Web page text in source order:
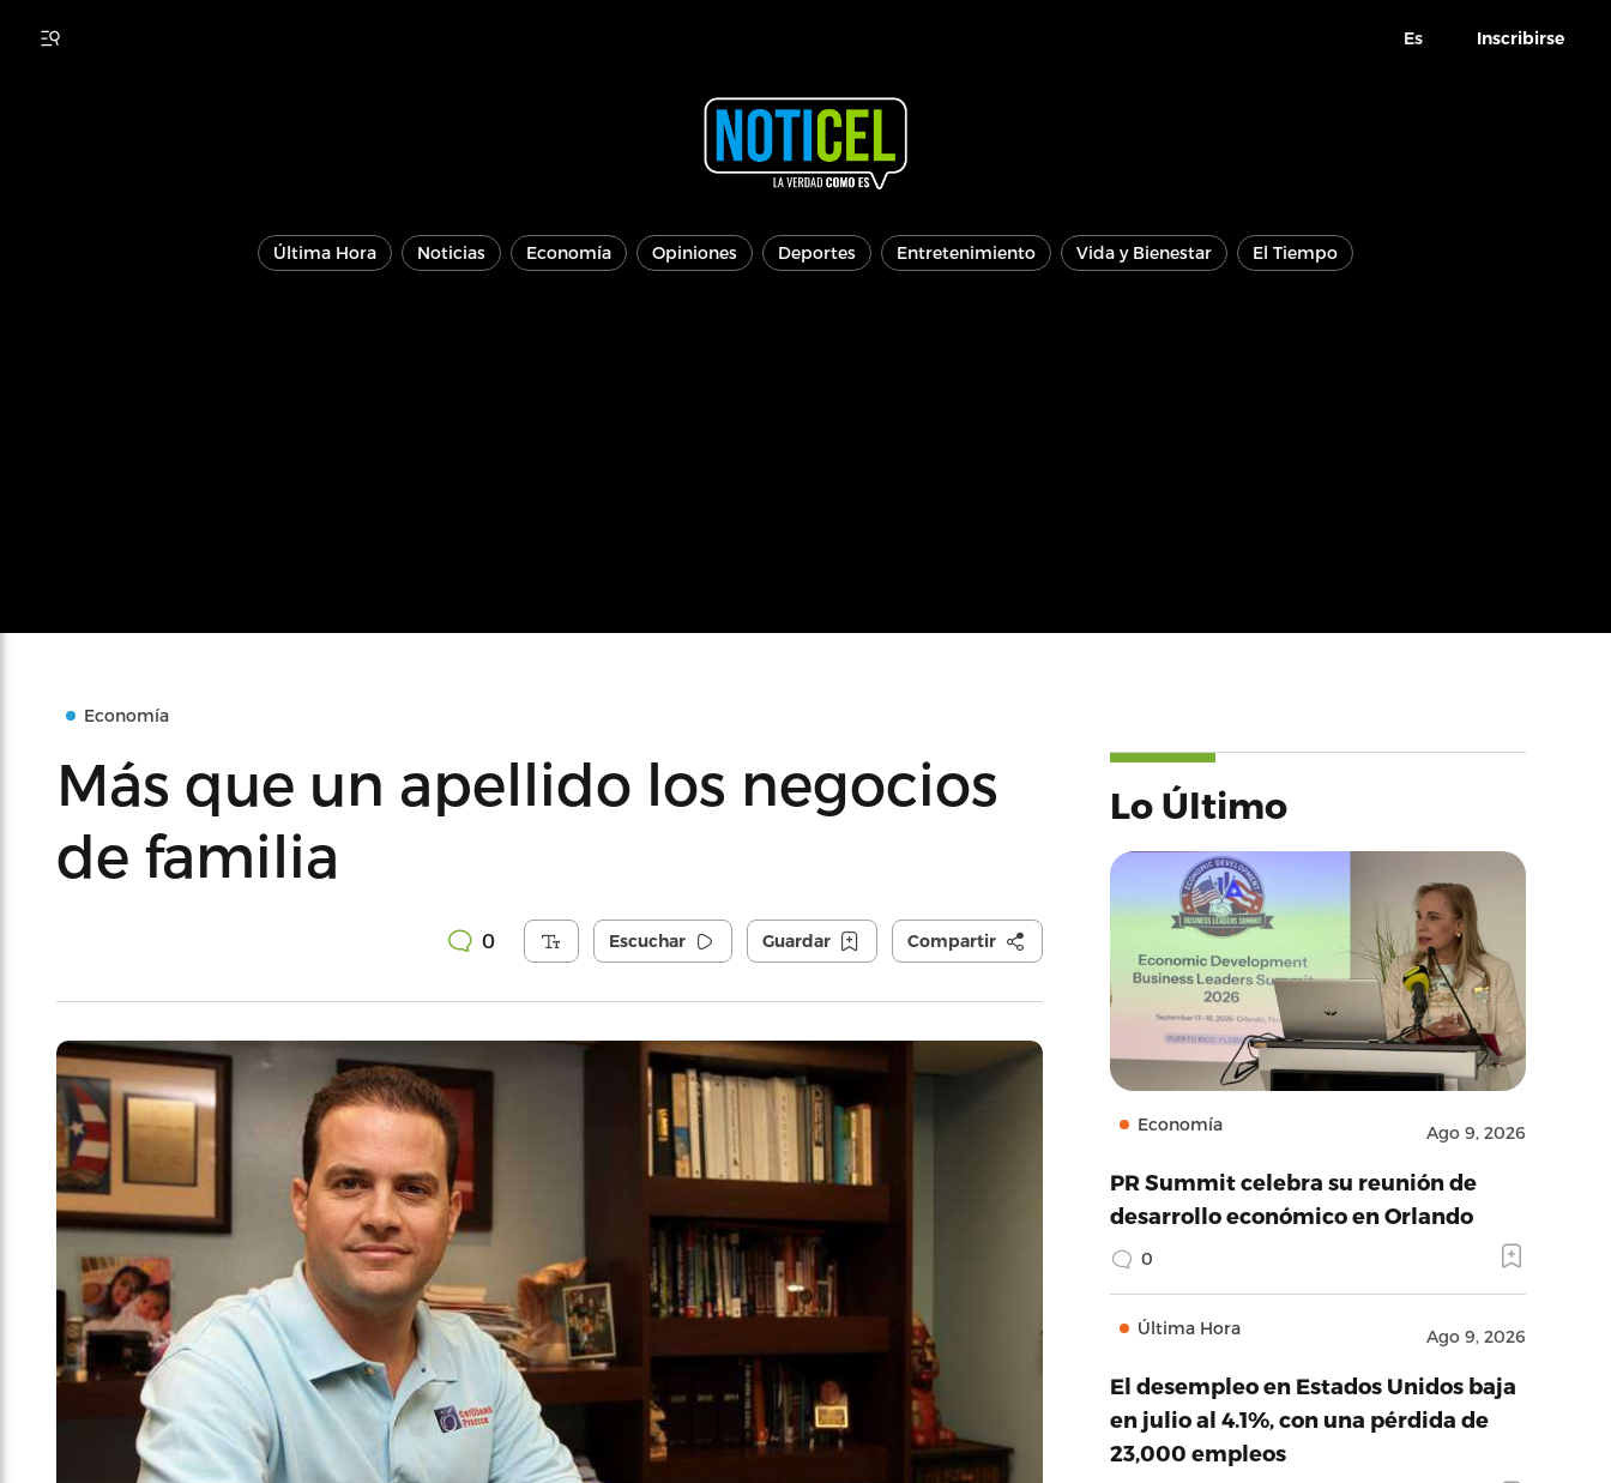
Es Inscribirse
Última Hora Noticias Economía Opiniones Deportes Entretenimiento Vida y Bienestar El Tiempo
Economía
Más que un apellido los negocios
de familia
0 Escuchar Guardar Compartir
Lo Último
Economía Ago 9, 2026
PR Summit celebra su reunión de
desarrollo económico en Orlando
0
Última Hora Ago 9, 2026
El desempleo en Estados Unidos baja
en julio al 4.1%, con una pérdida de
23,000 empleos